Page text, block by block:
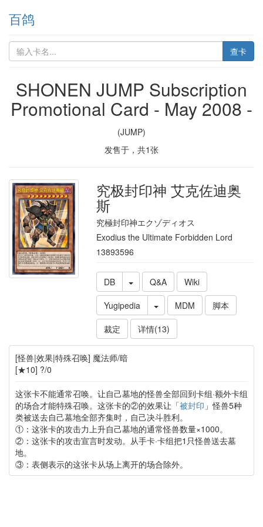
百鸽
查卡
SHONEN JUMP Subscription
Promotional Card - May 2008 -
(JUMP)
发售于 ，共1张
究极封印神 艾克佐迪奥
斯
究極封印神エクゾディオス
Exodius the Ultimate Forbidden Lord
13893596
DB Q&A
Wiki
Yugipedia
MDM
脚本
裁定
详情(13)
[怪兽|效果|特殊召唤] 魔法师/暗
[★10] ?/0
这张卡不能通常召唤。让自己墓地的怪兽全部回到卡组·额外卡组
的场合才能特殊召唤。这张卡的②的效果让「被封印 」怪兽5种
类被送去自己墓地全部齐集时，自己决斗胜利。
①：这张卡的攻击力上升自己墓地的通常怪兽数量×1000。
②：这张卡的攻击宣言时发动。从手卡·卡组把1只怪兽送去墓
地。
③：表侧表示的这张卡从场上离开的场合除外。